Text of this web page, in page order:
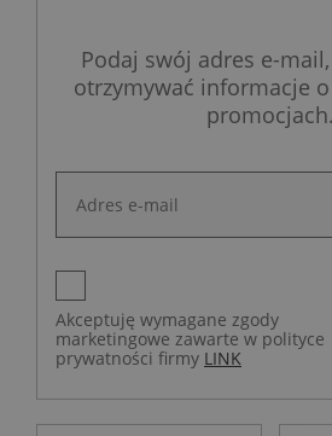
Podaj swój adres e-
otrzymywać informacje
promocjach.
Akceptuję wymagane zgody
marketingowe zawarte w polityce
prywatności firmy LINK